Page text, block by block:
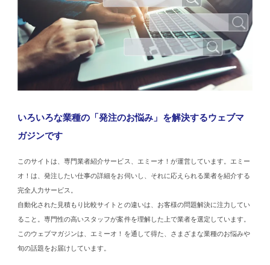
いろいろな業種の「発注のお悩み」を解決するウェブマ
ガジンです
このサイトは、専門業者紹介サービス、エミーオ！が運営しています。エミー
オ！は、発注したい仕事の詳細をお伺いし、それに応えられる業者を紹介する
完全人力サービス。
自動化された見積もり比較サイトとの違いは、お客様の問題解決に注力してい
ること。専門性の高いスタッフが案件を理解した上で業者を選定しています。
このウェブマガジンは、エミーオ！を通して得た、さまざまな業種のお悩みや
旬の話題をお届けしています。